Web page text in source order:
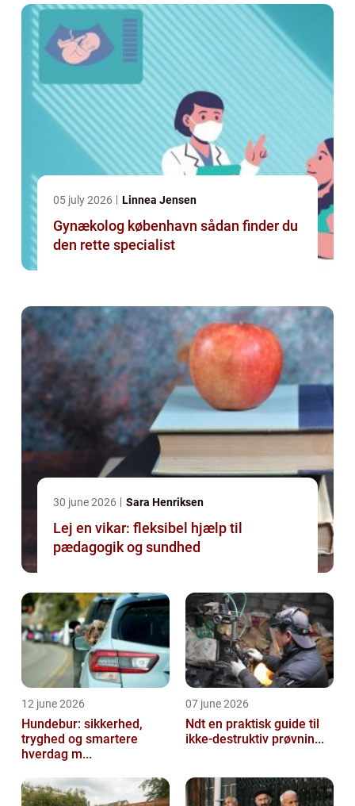
05 july 2026 Linnea Jensen
Gynækolog københavn sådan finder du
den rette specialist
30 june 2026 Sara Henriksen
Lej en vikar: fleksibel hjælp til
pædagogik og sundhed
12 june 2026
Hundebur: sikkerhed,
tryghed og smartere
hverdag m...
07 june 2026
Ndt en praktisk guide til
ikke-destruktiv prøvnin...